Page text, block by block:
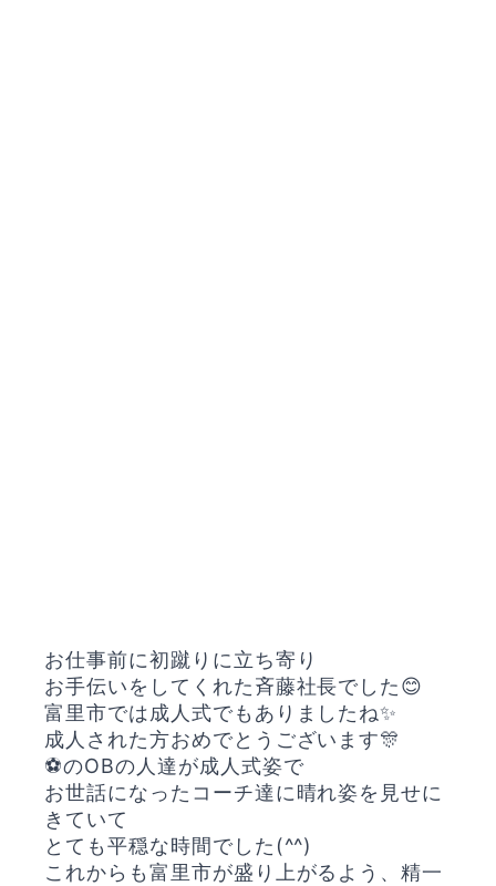
お仕事前に初蹴りに立ち寄り
お手伝いをしてくれた斉藤社長でした😊
富里市では成人式でもありましたね✨
成人された方おめでとうございます🎊
⚽️のOBの人達が成人式姿で
お世話になったコーチ達に晴れ姿を見せに
きていて
とても平穏な時間でした(^^)
これからも富里市が盛り上がるよう、精一